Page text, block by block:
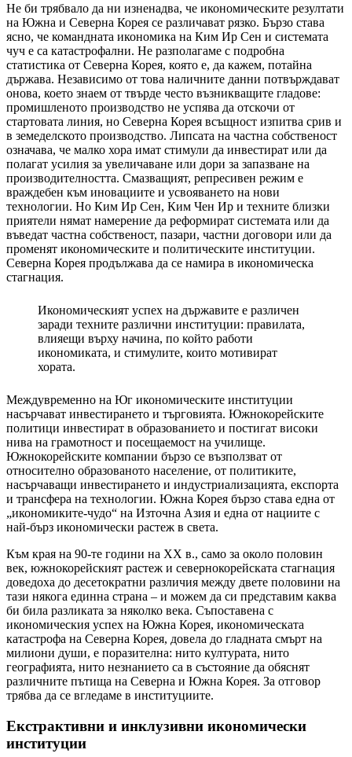
Не би трябвало да ни изненадва, че икономическите резултати
на Южна и Северна Корея се различават рязко. Бързо става
ясно, че командната икономика на Ким Ир Сен и системата
чуч е са катастрофални. Не разполагаме с подробна
статистика от Северна Корея, която е, да кажем, потайна
държава. Независимо от това наличните данни потвърждават
онова, което знаем от твърде често възникващите гладове:
промишленото производство не успява да отскочи от
стартовата линия, но Северна Корея всъщност изпитва срив и
в земеделското производство. Липсата на частна собственост
означава, че малко хора имат стимули да инвестират или да
полагат усилия за увеличаване или дори за запазване на
производителността. Смазващият, репресивен режим е
враждебен към иновациите и усвояването на нови
технологии. Но Ким Ир Сен, Ким Чен Ир и техните близки
приятели нямат намерение да реформират системата или да
въведат частна собственост, пазари, частни договори или да
променят икономическите и политическите институции.
Северна Корея продължава да се намира в икономическа
стагнация.
Икономическият успех на държавите е различен
заради техните различни институции: правилата,
влияещи върху начина, по който работи
икономиката, и стимулите, които мотивират
хората.
Междувременно на Юг икономическите институции
насърчават инвестирането и търговията. Южнокорейските
политици инвестират в образованието и постигат високи
нива на грамотност и посещаемост на училище.
Южнокорейските компании бързо се възползват от
относително образованото население, от политиките,
насърчаващи инвестирането и индустриализацията, експорта
и трансфера на технологии. Южна Корея бързо става една от
„икономиките-чудо“ на Източна Азия и една от нациите с
най-бърз икономически растеж в света.
Към края на 90-те години на XX в., само за около половин
век, южнокорейският растеж и севернокорейската стагнация
доведоха до десетократни различия между двете половини на
тази някога единна страна – и можем да си представим каква
би била разликата за няколко века. Съпоставена с
икономическия успех на Южна Корея, икономическата
катастрофа на Северна Корея, довела до гладната смърт на
милиони души, е поразителна: нито културата, нито
географията, нито незнанието са в състояние да обяснят
различните пътища на Северна и Южна Корея. За отговор
трябва да се вгледаме в институциите.
Екстрактивни и инклузивни икономически
институции